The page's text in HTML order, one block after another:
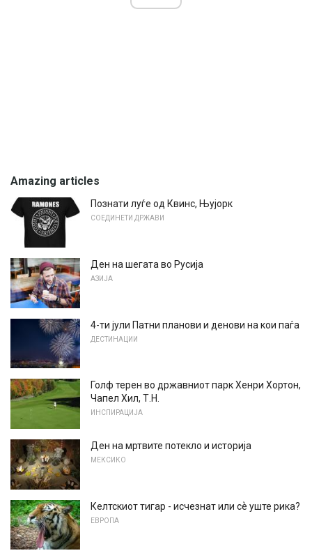
Amazing articles
Познати луѓе од Квинс, Њујорк
СОЕДИНЕТИ ДРЖАВИ
Ден на шегата во Русија
АЗИЈА
4-ти јули Патни планови и денови на кои паѓа
ДЕСТИНАЦИИ
Голф терен во државниот парк Хенри Хортон,
Чапел Хил, Т.Н.
ИНСПИРАЦИЈА
Ден на мртвите потекло и историја
МЕКСИКО
Келтскиот тигар - исчезнат или сѐ уште рика?
ЕВРОПА